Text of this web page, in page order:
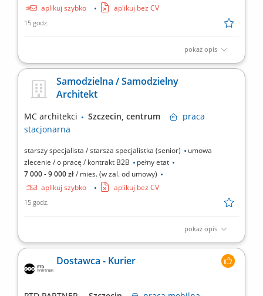
aplikuj szybko
aplikuj bez CV
15 godz.
pokaż opis
Tworzenie unikalnych bukietów, wiązanek oraz
Doradzanie klientom w wyborze odpowiednich roślin, dekoracji
oraz środków do ich pielęgnacji. Pielęgnacja asortymentu
Samodzielna / Samodzielny
Architekt
MC architekci Szczecin, centrum
praca
stacjonarna
starszy specjalista / starsza specjalistka (senior)
umowa
zlecenie / o pracę / kontrakt B2B
pełny etat
7 000 - 9 000 zł/ mies. (w zal. od umowy)
aplikuj szybko
aplikuj bez CV
15 godz.
pokaż opis
Opis stanowiska: Opracowywanie dokumentacji projektowej oraz
obszaru budownictwa mieszkaniowego, usługowego i
projektowania wnętrz; Samodzielne prowadzenie wyznaczonych
Dostawca - Kurier